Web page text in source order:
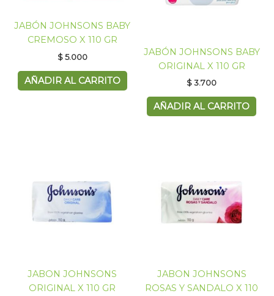
JABÓN JOHNSONS BABY
CREMOSO X 110 GR
$5.000
AÑADIR AL CARRITO
JABÓN JOHNSONS BABY
ORIGINAL X 110 GR
$3.700
AÑADIR AL CARRITO
JABON JOHNSONS
ORIGINAL X 110 GR
JABON JOHNSONS
ROSAS Y SANDALO X 110